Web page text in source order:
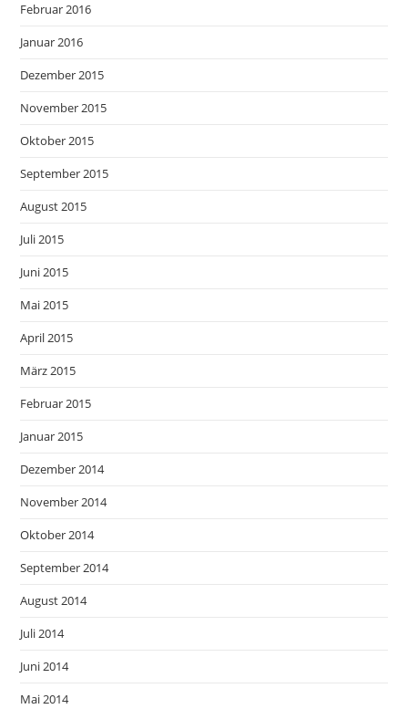
Februar 2016
Januar 2016
Dezember 2015
November 2015
Oktober 2015
September 2015
August 2015
Juli 2015
Juni 2015
Mai 2015
April 2015
März 2015
Februar 2015
Januar 2015
Dezember 2014
November 2014
Oktober 2014
September 2014
August 2014
Juli 2014
Juni 2014
Mai 2014